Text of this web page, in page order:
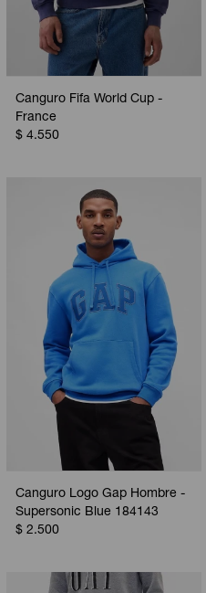
Canguro Fifa World Cup -
France
$ 4.550
Canguro Logo Gap Hombre -
Supersonic Blue 184143
$ 2.500